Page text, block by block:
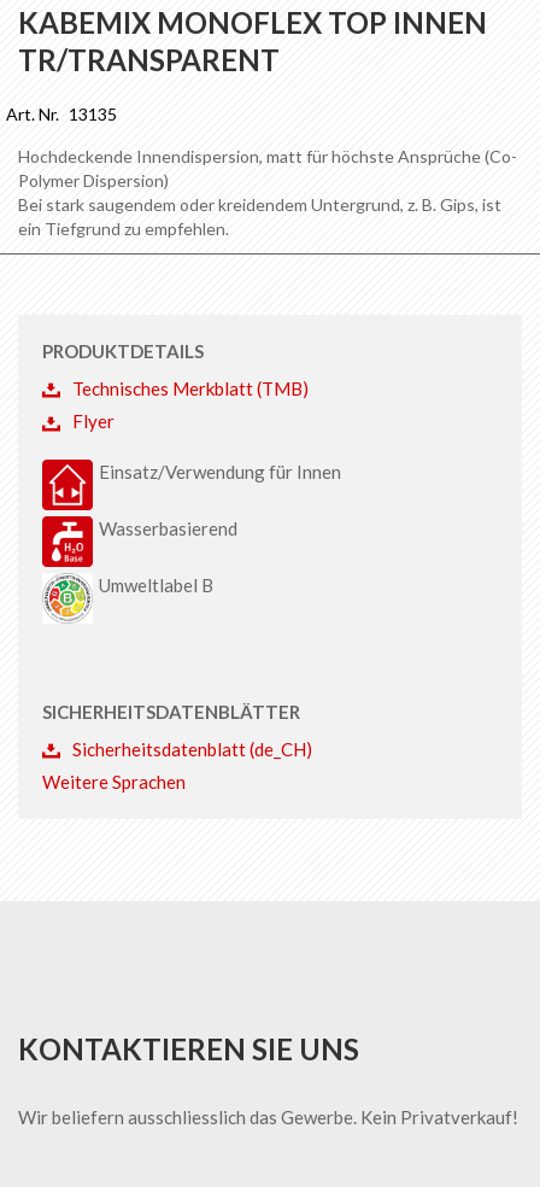
KABEMIX MONOFLEX TOP INNEN
TR/TRANSPARENT
Art. Nr. 13135
Anfang
der
Bildgalerie
PRODUKTDETAILS
Technisches Merkblatt (TMB)
Flyer
Einsatz/Verwendung für Innen
Wasserbasierend
Umweltlabel B
SICHERHEITSDATENBLÄTTER
Sicherheitsdatenblatt (de_CH)
Weitere Sprachen
Hochdeckende Innendispersion, matt für höchste Ansprüche (Co-
Polymer Dispersion)
Bei stark saugendem oder kreidendem Untergrund, z. B. Gips, ist
ein Tiefgrund zu empfehlen.
KONTAKTIEREN SIE UNS
Wir beliefern ausschliesslich das Gewerbe. Kein Privatverkauf!